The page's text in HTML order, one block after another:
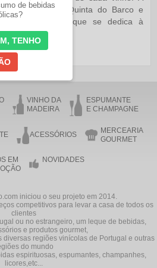
dos vinhos Quinta do Barco e
empresa JFS, que se dedica à
VINHO DA
MADEIRA
ESPUMANTE
E CHAMPAGNE
ACESSÓRIOS
MERCEARIA
GOURMET
EM
NOVIDADES
iniciou o seu projeto em 2014.
competitivos para levar a casa de todos os
clientes
ou no estrangeiro, um leque de bebidas,
e produtos gourmet,
diversas regiões vinícolas de Portugal e outras
do mundo
espirituosas, espumantes, champanhes,
licores,etc...
de bebidas
TENHO